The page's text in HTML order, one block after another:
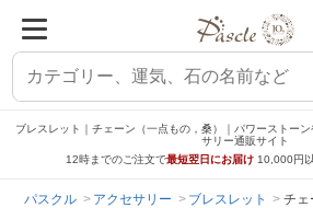
ブレスレット｜チェーン（一点もの，桑）｜パワーストー
サリー通販サイト
12時までのご注文で最短翌日にお届け 10,000円
パスクル アクセサリー ブレスレット チェ